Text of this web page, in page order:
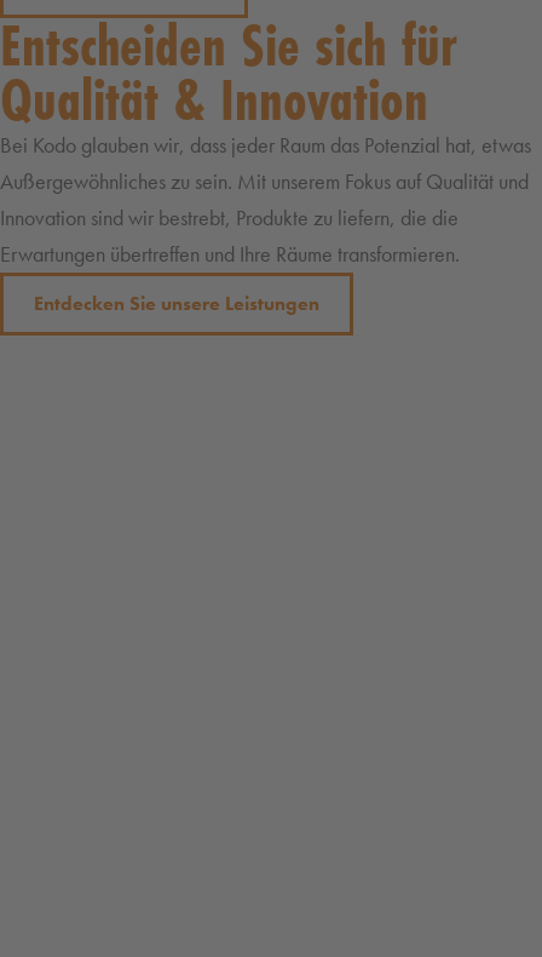
Entscheiden Sie sich für
Qualität & Innovation
Bei Kodo glauben wir, dass jeder Raum das Potenzial hat, etwas
Außergewöhnliches zu sein. Mit unserem Fokus auf Qualität und
Innovation sind wir bestrebt, Produkte zu liefern, die die
Erwartungen übertreffen und Ihre Räume transformieren.
Entdecken Sie unsere Leistungen